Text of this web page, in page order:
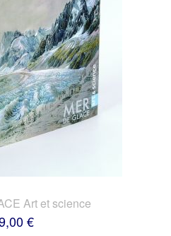
Art et science
€